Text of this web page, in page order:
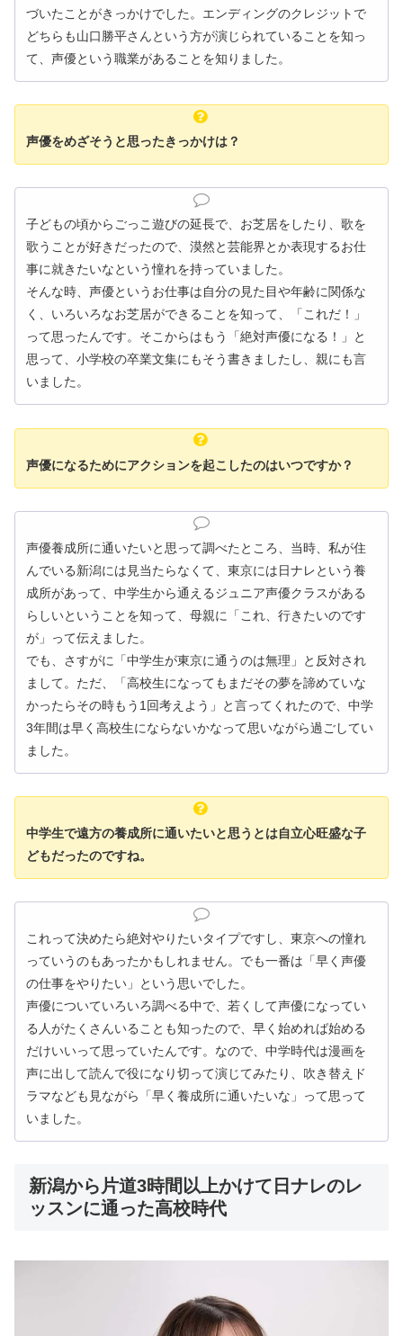
づいたことがきっかけでした。エンディングのクレジットで
どちらも山口勝平さんという方が演じられていることを知っ
て、声優という職業があることを知りました。
声優をめざそうと思ったきっかけは？
子どもの頃からごっこ遊びの延長で、お芝居をしたり、歌を
歌うことが好きだったので、漠然と芸能界とか表現するお仕
事に就きたいなという憧れを持っていました。
そんな時、声優というお仕事は自分の見た目や年齢に関係な
く、いろいろなお芝居ができることを知って、「これだ！」
って思ったんです。そこからはもう「絶対声優になる！」と
思って、小学校の卒業文集にもそう書きましたし、親にも言
いました。
声優になるためにアクションを起こしたのはいつですか？
声優養成所に通いたいと思って調べたところ、当時、私が住
んでいる新潟には見当たらなくて、東京には日ナレという養
成所があって、中学生から通えるジュニア声優クラスがある
らしいということを知って、母親に「これ、行きたいのです
が」って伝えました。
でも、さすがに「中学生が東京に通うのは無理」と反対され
まして。ただ、「高校生になってもまだその夢を諦めていな
かったらその時もう1回考えよう」と言ってくれたので、中学
3年間は早く高校生にならないかなって思いながら過ごしてい
ました。
中学生で遠方の養成所に通いたいと思うとは自立心旺盛な子
どもだったのですね。
これって決めたら絶対やりたいタイプですし、東京への憧れ
っていうのもあったかもしれません。でも一番は「早く声優
の仕事をやりたい」という思いでした。
声優についていろいろ調べる中で、若くして声優になってい
る人がたくさんいることも知ったので、早く始めれば始める
だけいいって思っていたんです。なので、中学時代は漫画を
声に出して読んで役になり切って演じてみたり、吹き替えド
ラマなども見ながら「早く養成所に通いたいな」って思って
いました。
新潟から片道3時間以上かけて日ナレのレ
ッスンに通った高校時代